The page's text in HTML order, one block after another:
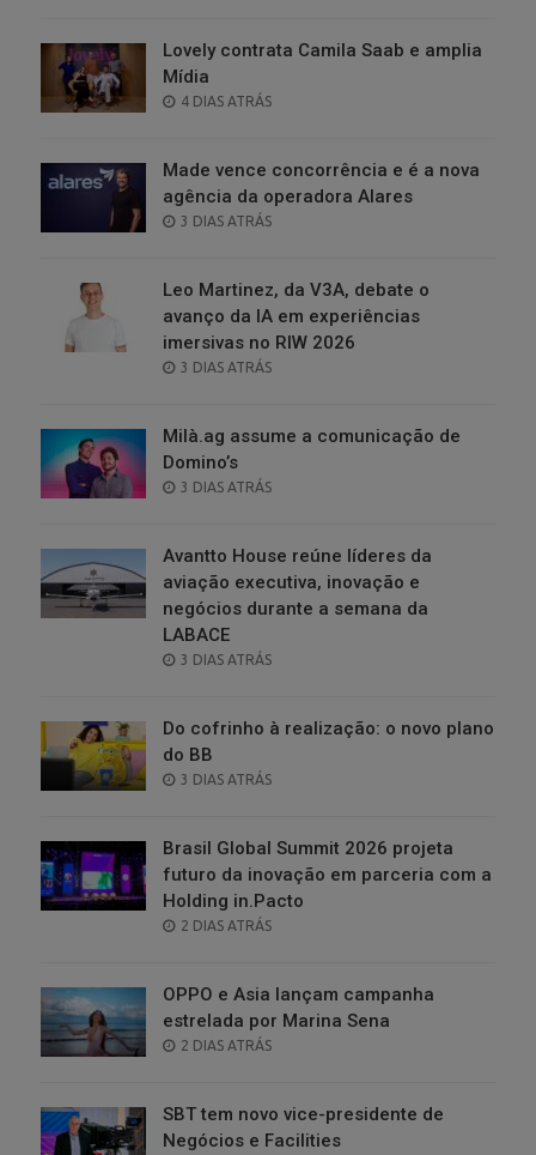
Lovely contrata Camila Saab e amplia
Mídia
POSTED
4 DIAS ATRÁS
Made vence concorrência e é a nova
agência da operadora Alares
POSTED
3 DIAS ATRÁS
Leo Martinez, da V3A, debate o
avanço da IA em experiências
imersivas no RIW 2026
POSTED
3 DIAS ATRÁS
Milà.ag assume a comunicação de
Domino’s
POSTED
3 DIAS ATRÁS
Avantto House reúne líderes da
aviação executiva, inovação e
negócios durante a semana da
LABACE
POSTED
3 DIAS ATRÁS
Do cofrinho à realização: o novo plano
do BB
POSTED
3 DIAS ATRÁS
Brasil Global Summit 2026 projeta
futuro da inovação em parceria com a
Holding in.Pacto
POSTED
2 DIAS ATRÁS
OPPO e Asia lançam campanha
estrelada por Marina Sena
POSTED
2 DIAS ATRÁS
SBT tem novo vice-presidente de
Negócios e Facilities